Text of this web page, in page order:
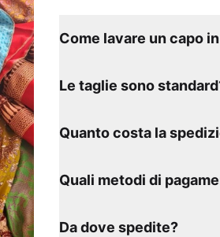
Come lavare un capo
Le taglie sono
Quanto costa la
Quali metodi di
Da dove spedite?